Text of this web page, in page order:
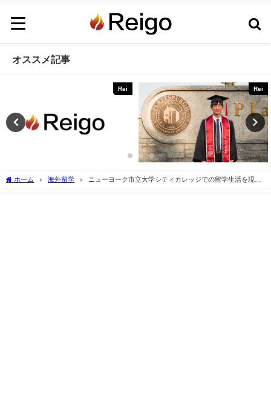
オススメ記事
Rei Rei
ホーム 海外留学
ニューヨーク市立大学シティカレッジでの留学生活を現地